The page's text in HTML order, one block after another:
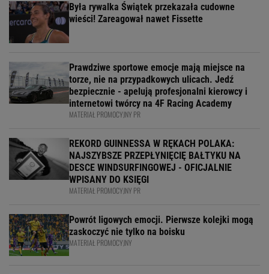
Była rywalka Świątek przekazała cudowne
wieści! Zareagował nawet Fissette
Prawdziwe sportowe emocje mają miejsce na
torze, nie na przypadkowych ulicach. Jedź
bezpiecznie - apelują profesjonalni kierowcy i
internetowi twórcy na 4F Racing Academy
MATERIAŁ PROMOCYJNY PR
REKORD GUINNESSA W RĘKACH POLAKA:
NAJSZYBSZE PRZEPŁYNIĘCIĘ BAŁTYKU NA
DESCE WINDSURFINGOWEJ - OFICJALNIE
WPISANY DO KSIĘGI
MATERIAŁ PROMOCYJNY PR
Powrót ligowych emocji. Pierwsze kolejki mogą
zaskoczyć nie tylko na boisku
MATERIAŁ PROMOCYJNY